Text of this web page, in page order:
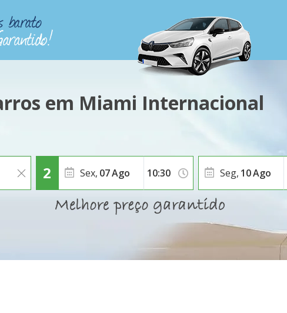
Deutsch
Polski
Română
العربية
em Miami Internacional
Sex, 07Ago Seg, 10Ago